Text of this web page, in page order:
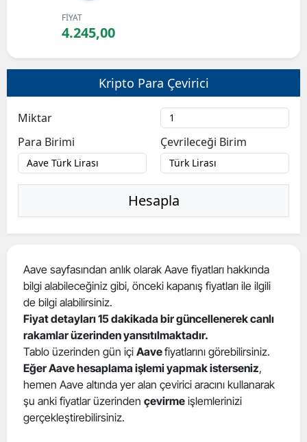
Bitlis
Bolu
Bursa
Çankırı
Çorum
Denizli
Diyarbakır
Edirne
FİYAT
4.245,00
Kripto Para Çevirici
Miktar
Para Birimi
Çevrileceği Birim
Hesapla
Aave sayfasından anlık olarak Aave fiyatları hakkında
bilgi alabileceğiniz gibi, önceki kapanış fiyatları ile ilgili
de bilgi alabilirsiniz.
Fiyat detayları 15 dakikada bir güncellenerek canlı
rakamlar üzerinden yansıtılmaktadır.
Tablo üzerinden gün içi Aavefiyatlarını görebilirsiniz.
Eğer Aave hesaplama işlemi yapmak isterseniz,
hemen Aave altında yer alan çevirici aracını kullanarak
şu anki fiyatlar üzerinden çevirme işlemlerinizi
gerçekleştirebilirsiniz.